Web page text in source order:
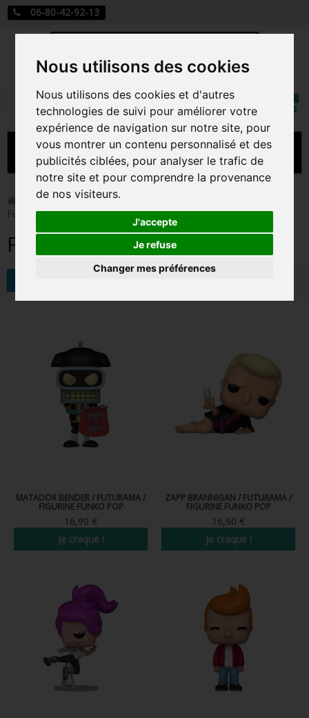
Nous utilisons des cookies
Nous utilisons des cookies et d'autres
technologies de suivi pour améliorer votre
expérience de navigation sur notre site, pour
vous montrer un contenu personnalisé et des
publicités ciblées, pour analyser le trafic de
notre site et pour comprendre la provenance
de nos visiteurs.
J'accepte
Je refuse
Changer mes préférences
06-80-42-92-13
Rechercher
Mon
MENU
CARTE A JOUER
PRÉCOMMANDE FIGURINES POP
FIGURINES POP MANGA
FIGURINES POP DISNEY
FIGURINES POP MARVEL
FIGURINES POP SÉRIE TV
FIGURINES POP AUTRES FILMS
FIGURINES POP SPORTS
FIGURINES POP ANIME
FIGURINES POP STRANGER THINGS
FIGURINES POP SEIGNEUR DES ANNEAUX
FIGURINES POP JEUX VIDÉO
FIGURINE POP AD ICONS
FIGURINE POP ROYALS FAMILY
FIGURINE POP RETRO TOYS
Funko Pop! > Figurines Pop Anime
Futurama
Figurines Pop Futurama
MATADOR BENDER / FUTURAMA /
FIGURINE FUNKO POP
16,90 €
Je craque !
ZAPP BRANNIGAN / FUTURAMA /
FIGURINE FUNKO POP
16,90 €
Je craque !